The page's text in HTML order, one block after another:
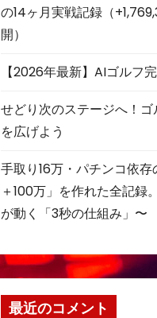
の14ヶ月実戦記録（
開）
【2026年最新】AIゴルフ
せどり次のステージへ！
を広げよう
手取り16万・パチンコ依
＋100万」を作れた全記録
が動く「3秒の仕組み」〜
最近のコメント